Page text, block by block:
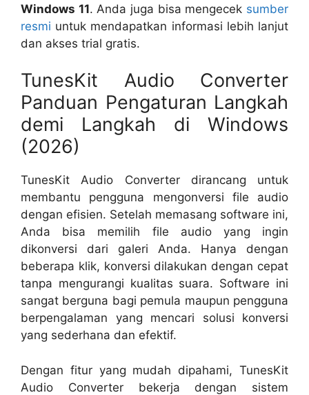
Windows 11. Anda juga bisa mengecek sumber
resmi untuk mendapatkan informasi lebih lanjut
dan akses trial gratis.
TunesKit Audio Converter
Panduan Pengaturan Langkah
demi Langkah di Windows
(2026)
TunesKit Audio Converter dirancang untuk
membantu pengguna mengonversi file audio
dengan efisien. Setelah memasang software ini,
Anda bisa memilih file audio yang ingin
dikonversi dari galeri Anda. Hanya dengan
beberapa klik, konversi dilakukan dengan cepat
tanpa mengurangi kualitas suara. Software ini
sangat berguna bagi pemula maupun pengguna
berpengalaman yang mencari solusi konversi
yang sederhana dan efektif.
Dengan fitur yang mudah dipahami, TunesKit
Audio Converter bekerja dengan sistem